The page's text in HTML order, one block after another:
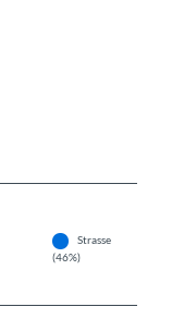
Strasse
(46%)